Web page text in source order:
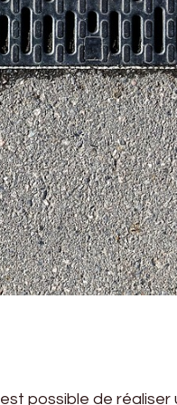
possible de